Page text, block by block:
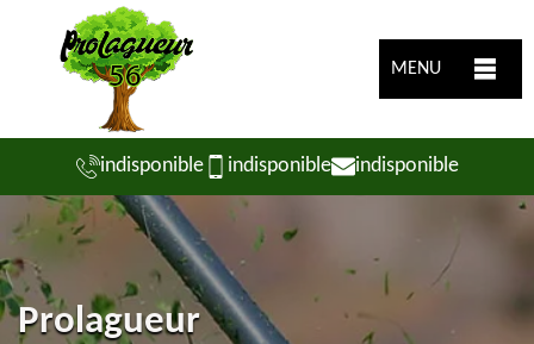
MENU
indisponible indisponible indisponible
Prolagueur